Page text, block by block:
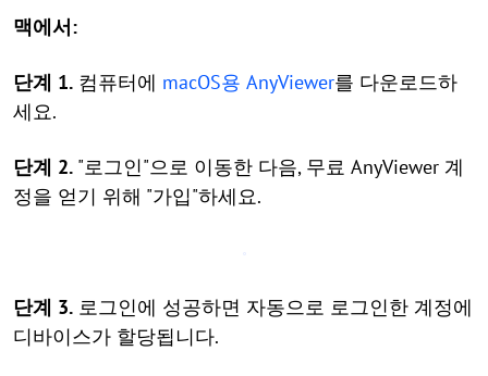
맥에서:
단계 1. 컴퓨터에 macOS용 AnyViewer를 다운로드하
세요.
단계 2. "로그인"으로 이동한 다음, 무료 AnyViewer 계
정을 얻기 위해 "가입"하세요.
단계 3. 로그인에 성공하면 자동으로 로그인한 계정에
디바이스가 할당됩니다.